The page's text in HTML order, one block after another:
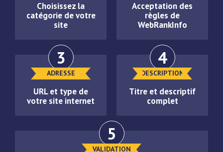
Choisissez la
catégorie de votre
site
Acceptation des
règles de
WebRankInfo
3
ADRESSE
URL et type de
votre site internet
4
DESCRIPTION
Titre et descriptif
complet
5
VALIDATION